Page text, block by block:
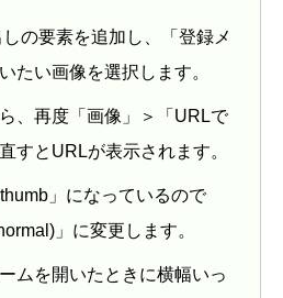
の要素を追加し、「登録メ
たい画像を選択します。
、再度「画像」＞「URLで
すとURLが表示されます。
」になっているので
」に変更します。
ムを開いたときに横幅いっ